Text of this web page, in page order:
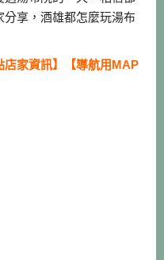
享，酒雄都怎麼玩湯布
店家資訊】
【導航用MAP